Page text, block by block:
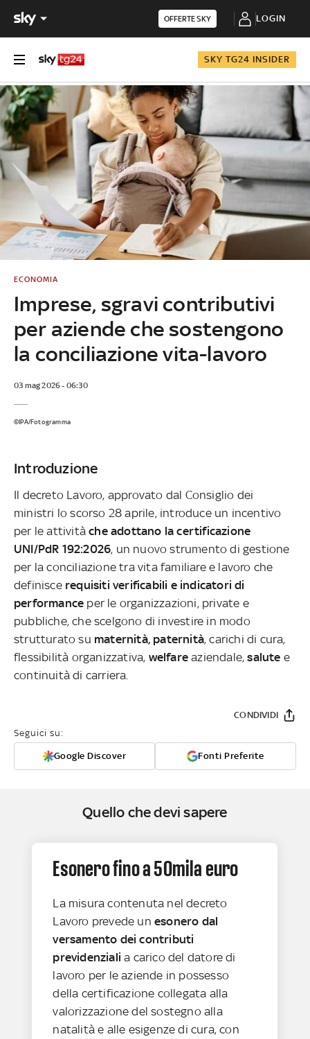
OFFERTE SKY LOGIN
SKY TG24 INSIDER
Imprese, sgravi contributivi
per aziende che sostengono
la conciliazione vita-lavoro
ECONOMIA
03 mag 2026 - 06:30
©IPA/Fotogramma
Introduzione
Il decreto Lavoro, approvato dal Consiglio dei
ministri lo scorso 28 aprile, introduce un incentivo
per le attivitàche adottano la certificazione
UNI/PdR 192:2026, un nuovo strumento di gestione
per la conciliazione tra vita familiare e lavoro che
definisce requisiti verificabili e indicatori di
performance per le organizzazioni, private e
pubbliche, che scelgono di investire in modo
strutturato su maternità, paternità, carichi di cura,
flessibilità organizzativa, welfare aziendale,salute e
continuità di carriera.
Seguici su:
Google Discover Fonti Preferite
CONDIVIDI
Quello che devi sapere
Esonero fino a 50mila euro
La misura contenuta nel decreto
Lavoro prevede unesonero dal
versamento dei contributi
previdenziali a carico del datore di
lavoro per le aziende in possesso
della certificazione collegata alla
valorizzazione del sostegno alla
natalità e alle esigenze di cura, con